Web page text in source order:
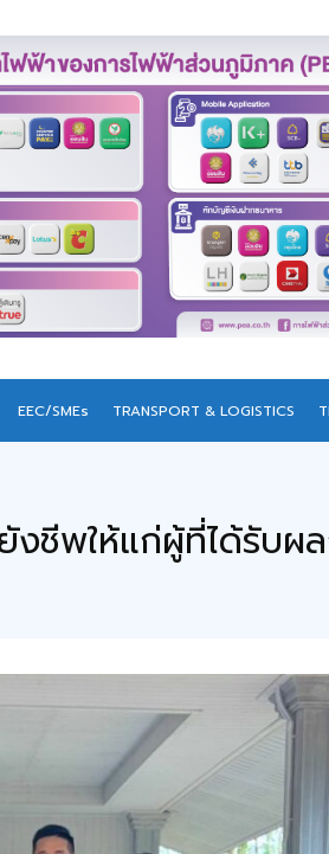
EEC/SMEs TRANSPORT & LOGISTICS
ชีพให้แก่ผู้ที่ได้รับผ